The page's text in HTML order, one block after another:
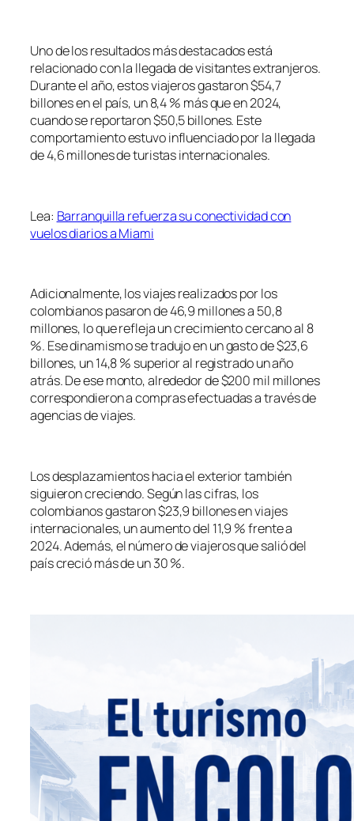
Uno de los resultados más destacados está
relacionado con la llegada de visitantes extranjeros.
Durante el año, estos viajeros gastaron $54,7
billones en el país, un 8,4 % más que en 2024,
cuando se reportaron $50,5 billones. Este
comportamiento estuvo influenciado por la llegada
de 4,6 millones de turistas internacionales.
Lea: Barranquilla refuerza su conectividad con
vuelos diarios a Miami
Adicionalmente, los viajes realizados por los
colombianos pasaron de 46,9 millones a 50,8
millones, lo que refleja un crecimiento cercano al 8
%. Ese dinamismo se tradujo en un gasto de $23,6
billones, un 14,8 % superior al registrado un año
atrás. De ese monto, alrededor de $200 mil millones
correspondieron a compras efectuadas a través de
agencias de viajes.
Los desplazamientos hacia el exterior también
siguieron creciendo. Según las cifras, los
colombianos gastaron $23,9 billones en viajes
internacionales, un aumento del 11,9 % frente a
2024. Además, el número de viajeros que salió del
país creció más de un 30 %.